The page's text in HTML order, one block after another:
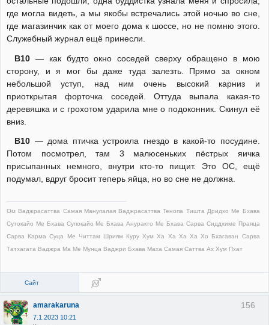
где могла видеть, а мы якобы встречались этой ночью во сне,
где магазинчик как от моего дома к шоссе, но не помню этого.
Служебный журнал ещё принесли.
В10— как будто окно соседей сверху обращено в мою
сторону, и я мог бы даже туда залезть. Прямо за окном
небольшой уступ, над ним очень высокий карниз и
приоткрытая форточка соседей. Оттуда выпала какая-то
деревяшка и с грохотом ударила мне о подоконник. Скинул её
вниз.
В10— дома птичка устроила гнездо в какой-то посудине.
Потом посмотрел, там 3 малюсеньких пёстрых яичка
присыпанных немного, внутри кто-то пищит. Это ОС, ещё
подумал, вдруг бросит теперь яйца, но во сне не должна.
Ом Ваджрасаттва Самая Манупалая Ваджрасаттва Тенопа Тишта Дридхо Ме Бхава
Сутокайо Ме Бхава Супокайо Ме Бхава Ануракто Ме Бхава Сарва Сиддхиме Праяца
Сарва Карма Суца Ме Читтам Шриям Куру Хум Ха Ха Ха Ха Хо Бхагаван Сарва
Татхагата Ваджра Ма Ме Мунца Ваджри Бхава Маха Самая Саттва Ах Хум Пхат
Сайт
156
amarakaruna
7.1.2023 10:21